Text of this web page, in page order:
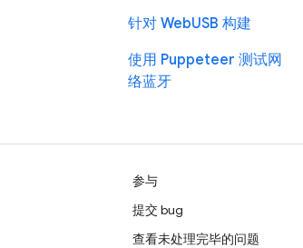
针对 WebUSB 构建
使用 Puppeteer 测试网
络蓝牙
参与
提交 bug
查看未处理完毕的问题